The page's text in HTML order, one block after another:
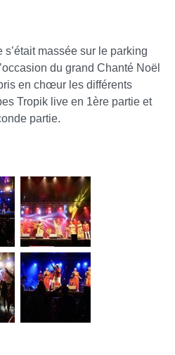
massée sur le parking
du grand Chanté Noël
en chœur les différents
Tropik live en 1ère partie et
partie.